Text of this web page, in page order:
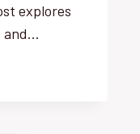
explores
and…